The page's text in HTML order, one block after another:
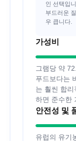
인 선택입
부드러운
우 큽니다.
가성비
그램당 약
푸드보다는
는 훨씬 합
하면 준수한
안전성 및
유럽의 유기